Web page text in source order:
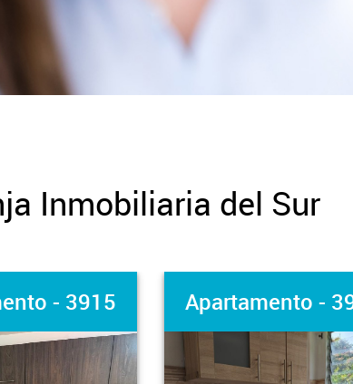
Inmobiliaria del Sur
- 3915 Apartamento -